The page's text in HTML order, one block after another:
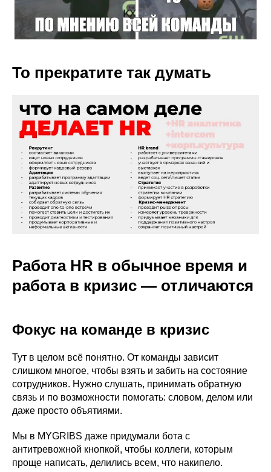
То прекратите так думать
Работа HR в обычное время и
работа в кризис — отличаются
Фокус на команде в кризис
Тут в целом всё понятно. От команды зависит
слишком многое, чтобы взять и забить на состояние
сотрудников. Нужно слушать, принимать обратную
связь и по возможности помогать: словом, делом или
даже просто объятиями.
Мы в MYGRIBS даже придумали бота с
антитревожной кнопкой, чтобы коллеги, которым
проще написать, делились всем, что накипело.